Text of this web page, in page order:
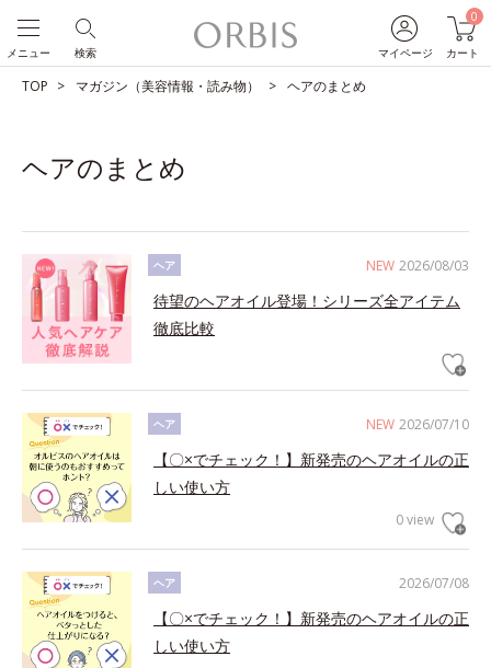
マイページ
0
カート
検索
メニュー
TOP マガジン（美容情報・読み物） ヘアのまとめ
ヘアのまとめ
NEW 2026/08/03
ヘア
待望のヘアオイル登場！シリーズ全アイテム
徹底比較
NEW 2026/07/10
ヘア
【〇×でチェック！】新発売のヘアオイルの正
しい使い方
0 view
2026/07/08
ヘア
【〇×でチェック！】新発売のヘアオイルの正
しい使い方